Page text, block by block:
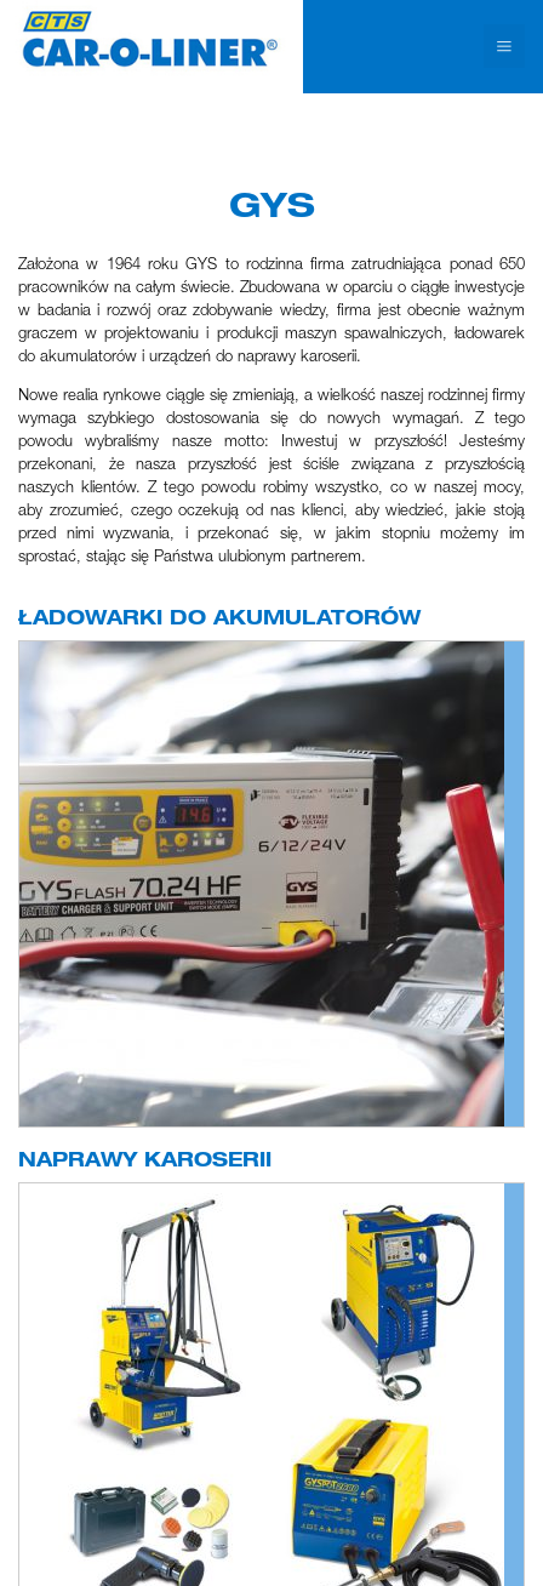
Na tej stronie stosujemy pliki cookies. Kontynuowanie przeglądania serwisu bez
zmiany ustawień traktujemy jako zgodę na użycie plików cookies.
Rozumiem!
GYS
Założona w 1964 roku GYS to rodzinna firma zatrudniająca ponad 650
pracowników na całym świecie. Zbudowana w oparciu o ciągłe inwestycje
w badania i rozwój oraz zdobywanie wiedzy, firma jest obecnie ważnym
graczem w projektowaniu i produkcji maszyn spawalniczych, ładowarek
do akumulatorów i urządzeń do naprawy karoserii.
Nowe realia rynkowe ciągle się zmieniają, a wielkość naszej rodzinnej firmy
wymaga szybkiego dostosowania się do nowych wymagań. Z tego
powodu wybraliśmy nasze motto: Inwestuj w przyszłość! Jesteśmy
przekonani, że nasza przyszłość jest ściśle związana z przyszłością
naszych klientów. Z tego powodu robimy wszystko, co w naszej mocy,
aby zrozumieć, czego oczekują od nas klienci, aby wiedzieć, jakie stoją
przed nimi wyzwania, i przekonać się, w jakim stopniu możemy im
sprostać, stając się Państwa ulubionym partnerem.
ŁADOWARKI DO AKUMULATORÓW
NAPRAWY KAROSERII